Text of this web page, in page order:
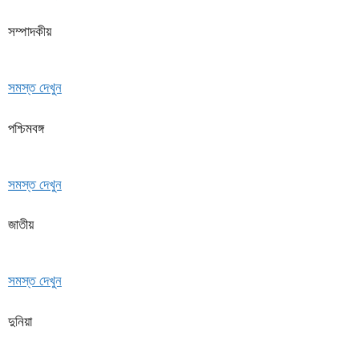
সম্পাদকীয়
সমস্ত দেখুন
পশ্চিমবঙ্গ
সমস্ত দেখুন
জাতীয়
সমস্ত দেখুন
দুনিয়া